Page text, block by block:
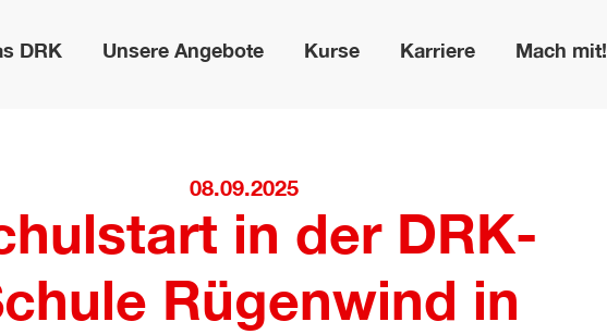
DRK Unsere Angebote Kurse Karriere Mach mit!
08.09.2025
in der DRK-
Rügenwind in